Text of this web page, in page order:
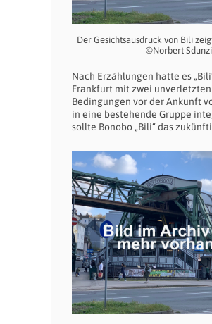
Der Gesichtsausdruck von Bili
©Norbert
Nach Erzählungen hatte es
Frankfurt mit zwei
Bedingungen vor der Ankunft
in eine bestehende Gruppe
sollte Bonobo „Bili“ das